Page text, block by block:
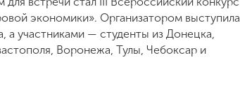
экономики». Организатором выступила
а участниками — студенты из Донецка,
Воронежа, Тулы, Чебоксар и